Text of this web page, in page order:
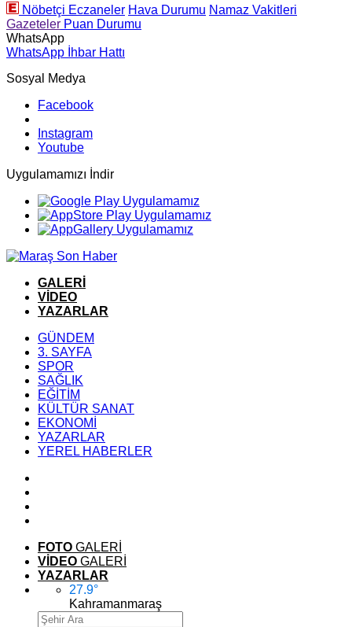
Nöbetçi Eczaneler Hava Durumu Namaz Vakitleri
Gazeteler Puan Durumu
WhatsApp
WhatsApp İhbar Hattı
Sosyal Medya
Facebook
Instagram
Youtube
Uygulamamızı İndir
GALERİ
VİDEO
YAZARLAR
GÜNDEM
3. SAYFA
SPOR
SAĞLIK
EĞİTİM
KÜLTÜR SANAT
EKONOMİ
YAZARLAR
YEREL HABERLER
FOTO GALERİ
VİDEO GALERİ
YAZARLAR
27.9°
Kahramanmaraş